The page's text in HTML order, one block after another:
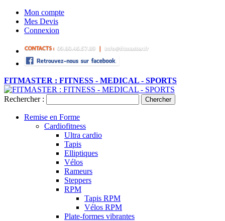
Mon compte
Mes Devis
Connexion
FITMASTER : FITNESS - MEDICAL - SPORTS
Rechercher : Chercher
Remise en Forme
Cardiofitness
Ultra cardio
Tapis
Elliptiques
Vélos
Rameurs
Steppers
RPM
Tapis RPM
Vélos RPM
Plate-formes vibrantes